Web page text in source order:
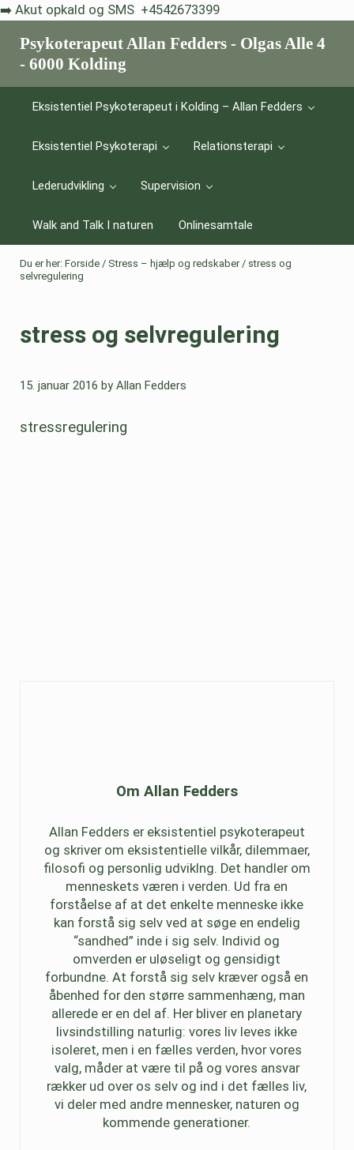
Skip til indhold
Skip to after header navigation
Skip to site footer
➡️ Akut opkald og SMS +4542673399
Psykoterapeut Allan Fedders - Olgas Alle 4
- 6000 Kolding
Eksistentiel Psykoterapeut i Kolding – Allan Fedders
Eksistentiel Psykoterapi Relationsterapi
Lederudvikling Supervision
Walk and Talk I naturen Onlinesamtale
Du er her: Forside / Stress – hjælp og redskaber /stress og
selvregulering
stress og selvregulering
15. januar 2016 by Allan Fedders
stressregulering
Om Allan Fedders
Allan Fedders er eksistentiel psykoterapeut
og skriver om eksistentielle vilkår, dilemmaer,
filosofi og personlig udviklng. Det handler om
menneskets væren i verden. Ud fra en
forståelse af at det enkelte menneske ikke
kan forstå sig selv ved at søge en endelig
“sandhed” inde i sig selv. Individ og
omverden er uløseligt og gensidigt
forbundne. At forstå sig selv kræver også en
åbenhed for den større sammenhæng, man
allerede er en del af. Her bliver en planetary
livsindstilling naturlig: vores liv leves ikke
isoleret, men i en fælles verden, hvor vores
valg, måder at være til på og vores ansvar
rækker ud over os selv og ind i det fælles liv,
vi deler med andre mennesker, naturen og
kommende generationer.